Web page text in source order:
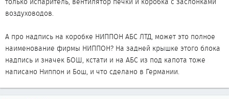
воздуховодов.
А про надпись на коробке НИППОН АБС ЛТД, может это полное
наименование фирмы НИППОН? На задней крышке этого блока
надпись и значек БОШ, кстати и на АБС из под капота тоже
написано Ниппон и Бош, и что сделано в Германии.